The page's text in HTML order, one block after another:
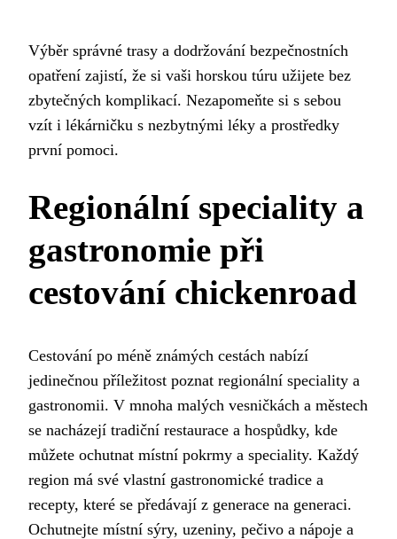
Výběr správné trasy a dodržování bezpečnostních
opatření zajistí, že si vaši horskou túru užijete bez
zbytečných komplikací. Nezapomeňte si s sebou
vzít i lékárničku s nezbytnými léky a prostředky
první pomoci.
Regionální speciality a
gastronomie při
cestování chickenroad
Cestování po méně známých cestách nabízí
jedinečnou příležitost poznat regionální speciality a
gastronomii. V mnoha malých vesničkách a městech
se nacházejí tradiční restaurace a hospůdky, kde
můžete ochutnat místní pokrmy a speciality. Každý
region má své vlastní gastronomické tradice a
recepty, které se předávají z generace na generaci.
Ochutnejte místní sýry, uzeniny, pečivo a nápoje a